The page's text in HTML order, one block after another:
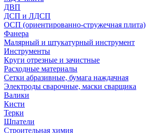
ДВП
ДСП и ЛДСП
ОСП (ориентированно-стружечная плита)
Фанера
Малярный и штукатурный инструмент
Инструменты
Круги отрезные и зачистные
Расходные материалы
Сетки абразивные, бумага наждачная
Электроды сварочные, маски сварщика
Валики
Кисти
Терки
Шпатели
Строительная химия